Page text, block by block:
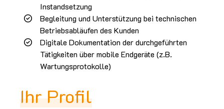
Instandsetzung
Begleitung und Unterstützung bei technischen
Betriebsabläufen des Kunden
Digitale Dokumentation der durchgeführten
Tätigkeiten über mobile Endgeräte (z.B.
Wartungsprotokolle)
Ihr Profil